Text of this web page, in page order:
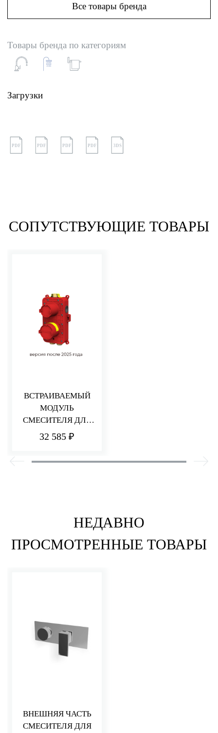
Все товары бренда
Товары бренда по категориям
Загрузки
PDF PDF PDF PDF 3DS
СОПУТСТВУЮЩИЕ ТОВАРЫ
ВСТРАИВАЕМЫЙ
МОДУЛЬ
СМЕСИТЕЛЯ ДЛЯ
ДУША НА 2/3
32 585 ₽
НЕДАВНО
ПРОСМОТРЕННЫЕ ТОВАРЫ
ВНЕШНЯЯ ЧАСТЬ
СМЕСИТЕЛЯ ДЛЯ